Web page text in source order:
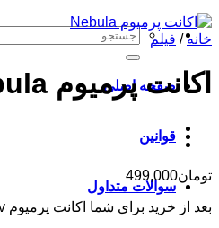
جستجو
صفحه اصلی
قوانین
سوالات متداول
خانه / فیلم
اکانت پرمیوم Nebula
تومان499,000
بعد از خرید برای شما اکانت پرمیوم Nebula tv ارسال می شود.